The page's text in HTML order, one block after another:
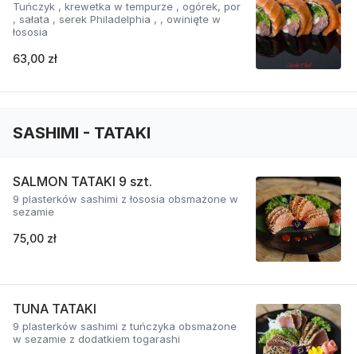
Tuńczyk , krewetka w tempurze , ogórek, por
, sałata , serek Philadelphia , , owinięte w
łososia
63,00 zł
SASHIMI - TATAKI
SALMON TATAKI 9 szt.
9 plasterków sashimi z łososia obsmażone w
sezamie
75,00 zł
TUNA TATAKI
9 plasterków sashimi z tuńczyka obsmażone
w sezamie z dodatkiem togarashi